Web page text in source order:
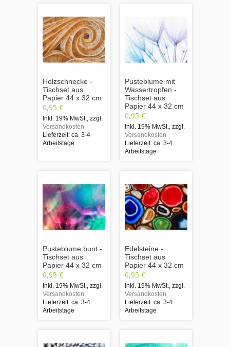
Holzschnecke -
Tischset aus
Papier 44 x 32 cm
0,95 €
Inkl. 19% MwSt., zzgl.
Versandkosten
Lieferzeit: ca. 3-4
Arbeitstage
Pusteblume mit
Wassertropfen -
Tischset aus
Papier 44 x 32 cm
0,95 €
Inkl. 19% MwSt., zzgl.
Versandkosten
Lieferzeit: ca. 3-4
Arbeitstage
Pusteblume bunt -
Tischset aus
Papier 44 x 32 cm
0,95 €
Inkl. 19% MwSt., zzgl.
Versandkosten
Lieferzeit: ca. 3-4
Arbeitstage
Edelsteine -
Tischset aus
Papier 44 x 32 cm
0,95 €
Inkl. 19% MwSt., zzgl.
Versandkosten
Lieferzeit: ca. 3-4
Arbeitstage